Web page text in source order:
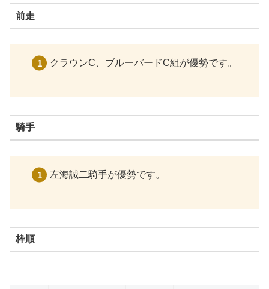
前走
クラウンC、ブルーバードC組が優勢です。
騎手
左海誠二騎手が優勢です。
枠順